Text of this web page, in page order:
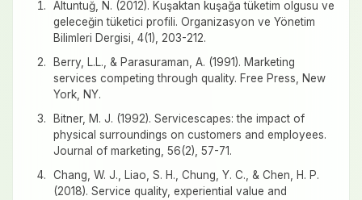
Altuntuğ, N. (2012). Kuşaktan kuşağa tüketim olgusu ve
geleceğin tüketici profili. Organizasyon ve Yönetim
Bilimleri Dergisi, 4(1), 203-212.
Berry, L.L., & Parasuraman, A. (1991). Marketing
services competing through quality. Free Press, New
York, NY.
Bitner, M. J. (1992). Servicescapes: the impact of
physical surroundings on customers and employees.
Journal of marketing, 56(2), 57-71.
Chang, W. J., Liao, S. H., Chung, Y. C., & Chen, H. P.
(2018). Service quality, experiential value and